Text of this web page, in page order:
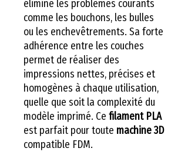
élimine les problèmes courants
comme les bouchons, les bulles
ou les enchevêtrements. Sa forte
adhérence entre les couches
permet de réaliser des
impressions nettes, précises et
homogènes à chaque utilisation,
quelle que soit la complexité du
modèle imprimé. Ce filament PLA
est parfait pour toute machine 3D
compatible FDM.